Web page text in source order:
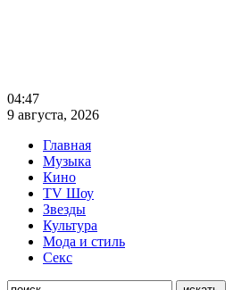
04:47
9 августа, 2026
Главная
Музыка
Кино
TV Шоу
Звезды
Культура
Мода и стиль
Секс